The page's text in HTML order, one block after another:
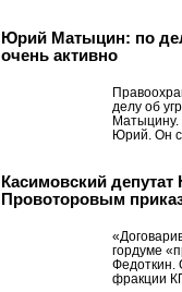
Юрий Матыцин: по
очень активно
делу об
Юрий. Он
Касимовский депутат
Провоторовым
гордуме
Федоткин.
фракции